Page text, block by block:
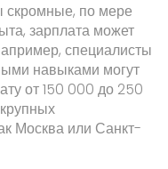
по мере
зарплата может
специалисты
навыками могут
от 150 000 до 250
Москва или Санкт-